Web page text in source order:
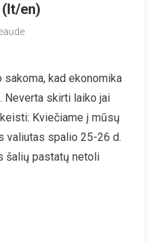
en)
kad ekonomika
Neverta skirti laiko jai
Kviečiame į mūsų
valiutas spalio 25-26 d.
šalių pastatų netoli